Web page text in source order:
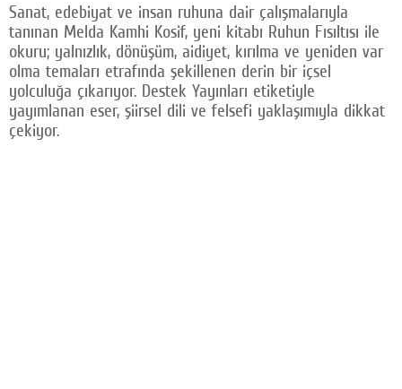
Sanat, edebiyat ve insan ruhuna dair çalışmalarıyla
tanınan Melda Kamhi Kosif, yeni kitabı Ruhun Fısıltısı ile
okuru; yalnızlık, dönüşüm, aidiyet, kırılma ve yeniden var
olma temaları etrafında şekillenen derin bir içsel
yolculuğa çıkarıyor. Destek Yayınları etiketiyle
yayımlanan eser, şiirsel dili ve felsefi yaklaşımıyla dikkat
çekiyor.